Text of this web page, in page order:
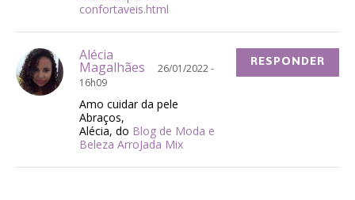
confortaveis.html
Alécia
Magalhães
26/01/2022 -
16h09
Amo cuidar da pele
Abraços,
Alécia, do Blog de Moda e
Beleza ArroJada Mix
RESPONDER